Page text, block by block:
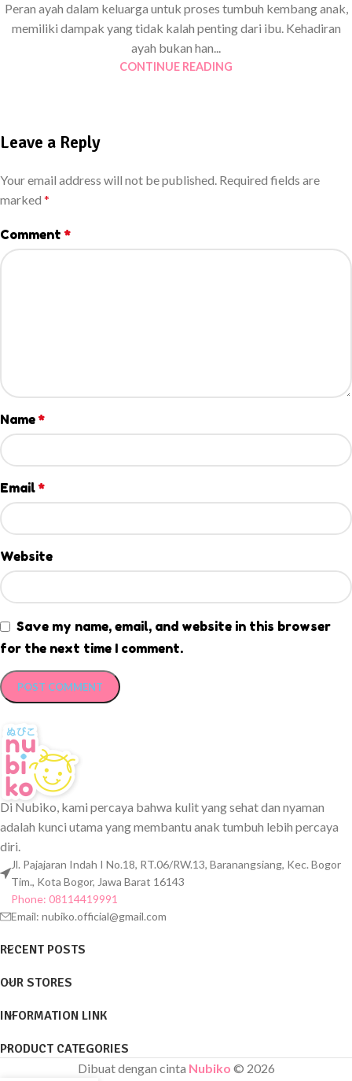
Peran ayah dalam keluarga untuk proses tumbuh kembang anak,
memiliki dampak yang tidak kalah penting dari ibu. Kehadiran
ayah bukan han...
CONTINUE READING
Leave a Reply
Your email address will not be published. Required fields are
marked *
Comment *
Name *
Email *
Website
Save my name, email, and website in this browser
for the next time I comment.
Di Nubiko, kami percaya bahwa kulit yang sehat dan nyaman
adalah kunci utama yang membantu anak tumbuh lebih percaya
diri.
Jl. Pajajaran Indah I No.18, RT.06/RW.13, Baranangsiang, Kec. Bogor
Tim., Kota Bogor, Jawa Barat 16143
Phone: 08114419991
Email: nubiko.official@gmail.com
RECENT POSTS
OUR STORES
INFORMATION LINK
PRODUCT CATEGORIES
Dibuat dengan cinta Nubiko © 2026